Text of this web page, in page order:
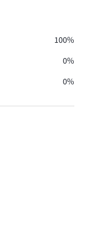
100%
0%
0%